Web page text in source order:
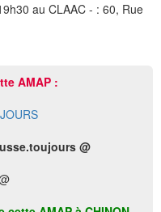
au CLAAC - : 60, Rue
AMAP :
@